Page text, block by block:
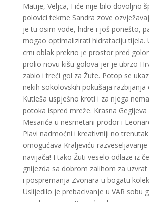
Matije, Veljca, Fiće nije bilo dovoljno
polovici tekme Sandra zove
je tu osim vode, hidre i još ponešto,
mogao optimalizirati hidrataciju tijela.
crni oblak prekrio je prostor pred
prolio novu kišu golova jer je ubrzo
zabio i treći gol za Žute. Potop se
nekih sokolovskih pokušaja razbijanja
Kutleša uspješno kroti i za njega
potoka ispred mreže. Krasna
Mesarića u nesmetani prodor i
Plavi nadmoćni i kreativniji no
omogućava Kraljeviću
navijača! I tako Žuti veselo odlaze iz
gnijezda sa dobrom zalihom za
i pospremanja Zvonara u bogatu
Uslijedilo je prebacivanje u VAR sobu